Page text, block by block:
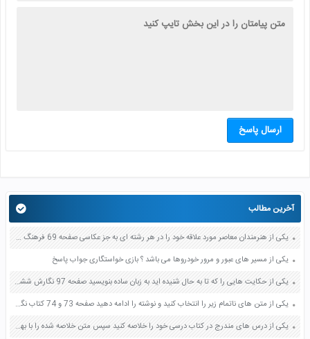
ارسال پاسخ
آخرین مطالب
یکی از هنرمندان معاصر مورد علاقه خود را در هر رشته ای به جز عکاسی صفحه 69 فرهنگ و هنر نهم
یکی از مسیر های عبور و مرور خودروها می باشد ؟ بازی خواستگاری جواب پاسخ
یکی از حکایت هایی را که تا به حال شنیده اید به زبان ساده بنویسید صفحه 97 نگارش ششم دبستان
یکی از متن های ناتمام زیر را انتخاب کنید و نوشته را ادامه دهید صفحه 73 و 74 کتاب نگارش فارسی پنجم دبستان
یکی از درس های مندرج در کتاب درسی خود را خلاصه کنید سپس متن خلاصه شده را با بهره گیری از روش های دسته بندی نمودار جدول نقشه مفهومی نشان دهید صفحه 118 نگارش یازدهم